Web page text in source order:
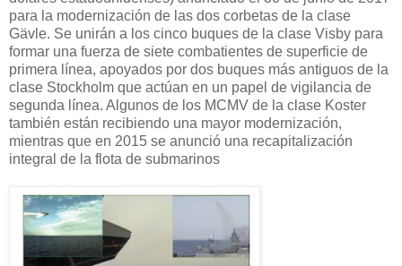
para la modernización de las dos corbetas de la clase
Gävle. Se unirán a los cinco buques de la clase Visby para
formar una fuerza de siete combatientes de superficie de
primera línea, apoyados por dos buques más antiguos de la
clase Stockholm que actúan en un papel de vigilancia de
segunda línea. Algunos de los MCMV de la clase Koster
también están recibiendo una mayor modernización,
mientras que en 2015 se anunció una recapitalización
integral de la flota de submarinos